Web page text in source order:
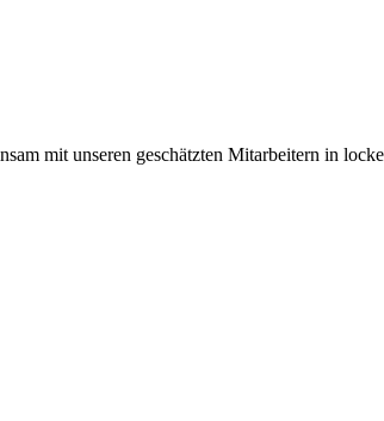
mit unseren geschätzten Mitarbeitern in